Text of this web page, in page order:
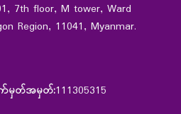
7th floor, M tower, Ward
Region, 11041, Myanmar.
က်မှတ်အမှတ်:111305315